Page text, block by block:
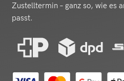
Zustelltermin – ganz so, wie es
passt.